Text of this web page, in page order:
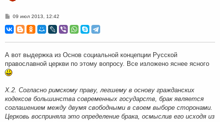
С
о
б
и
е
09 июл 2013, 12:42
А вот выдержка из Основ социальной концепции Русской
православной церкви по этому вопросу. Все изложено яснее ясного
Х.2. Согласно римскому праву, легшему в основу гражданских
кодексов большинства современных государств, брак является
соглашением между двумя свободными в своем выборе сторонами.
Церковь восприняла это определение брака, осмыслив его исходя из